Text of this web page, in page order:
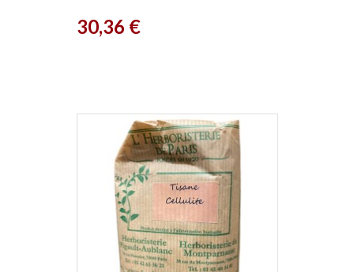
Prix
30,36 €